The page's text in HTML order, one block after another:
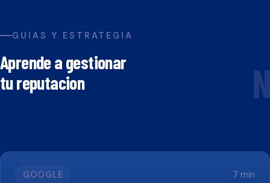
GUIAS Y ESTRATEGIA
Aprende a gestionar
tu reputacion
N
GOOGLE 7 min